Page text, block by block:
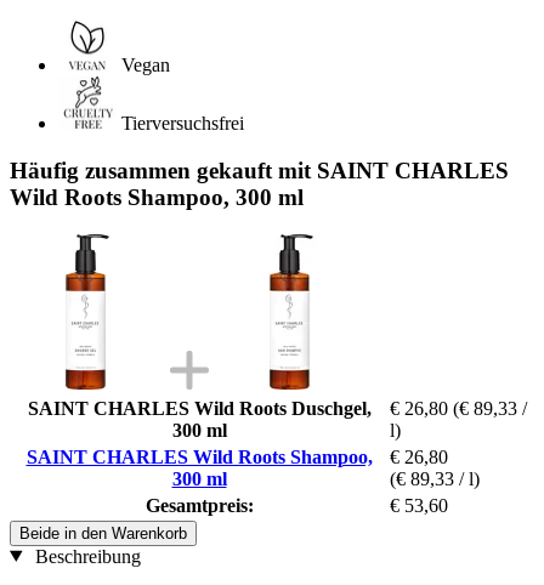
Vegan
Tierversuchsfrei
Häufig zusammen gekauft mit SAINT CHARLES
Wild Roots Shampoo, 300 ml
SAINT CHARLES Wild Roots Duschgel,
300 ml
€ 26,80 (€ 89,33 /
l)
SAINT CHARLES Wild Roots Shampoo,
300 ml
€ 26,80
(€ 89,33 / l)
Gesamtpreis:
€ 53,60
Beide in den Warenkorb
Beschreibung